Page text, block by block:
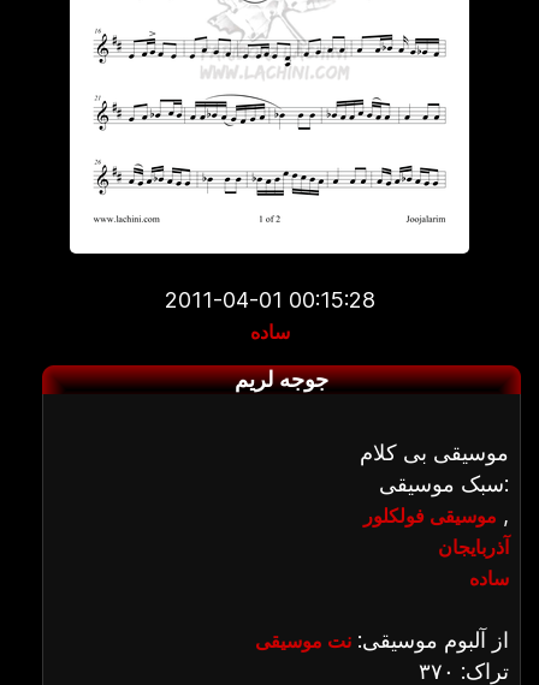
2011-04-01 00:15:28
ساده
جوجه لریم
موسیقی بی کلام
سبک موسیقی:
موسیقی فولکلور ,
آذربایجان
ساده
از آلبوم موسیقی: نت موسیقی
تراک: ۳۷۰